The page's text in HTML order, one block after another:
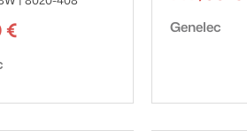
€ Tuotemerkki:
Genelec